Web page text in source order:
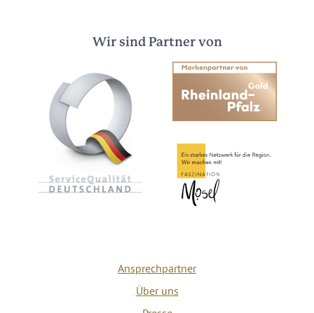
Wir sind Partner von
Ansprechpartner
Über uns